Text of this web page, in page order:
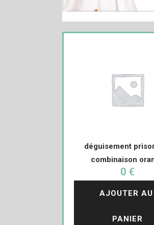
déguisement
combinaison
0 €
AJOUTER AU
PANIER